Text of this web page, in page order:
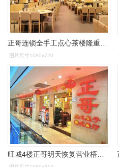
图片尺寸1080x720